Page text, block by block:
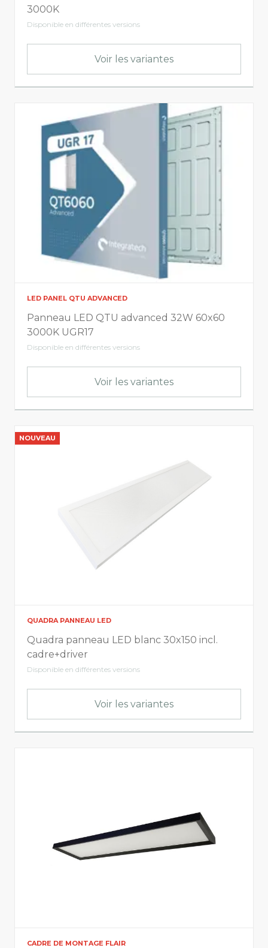
3000K
Disponible en différentes versions
Voir les variantes
LED PANEL QTU ADVANCED
Panneau LED QTU advanced 32W 60x60
3000K UGR17
Disponible en différentes versions
Voir les variantes
NOUVEAU
QUADRA PANNEAU LED
Quadra panneau LED blanc 30x150 incl.
cadre+driver
Disponible en différentes versions
Voir les variantes
CADRE DE MONTAGE FLAIR